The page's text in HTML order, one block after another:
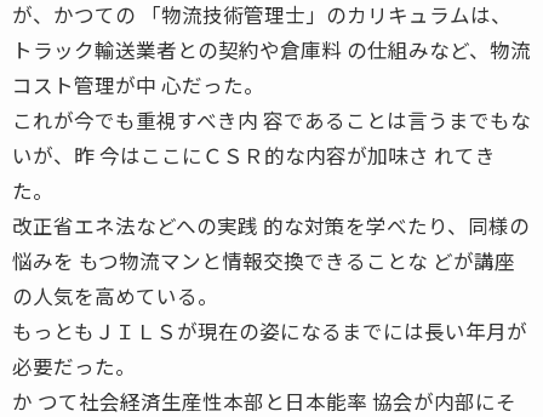
が、かつての 「物流技術管理士」のカリキュラムは、
トラック輸送業者との契約や倉庫料 の仕組みなど、物流
コスト管理が中 心だった。
これが今でも重視すべき内 容であることは言うまでもな
いが、昨 今はここにＣＳＲ的な内容が加味さ れてき
た。
改正省エネ法などへの実践 的な対策を学べたり、同様の
悩みを もつ物流マンと情報交換できることな どが講座
の人気を高めている。
もっともＪＩＬＳが現在の姿になるまでには長い年月が
必要だった。
か つて社会経済生産性本部と日本能率 協会が内部にそ